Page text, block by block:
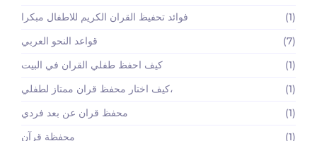
فوائد تحفيظ القران الكريم للاطفال مبكرا
(1)
قواعد النحو العربي
(7)
كيف احفظ طفلي القران في البيت
(1)
كيف اختار محفظ قران ممتاز لطفلي،
(1)
محفظ قران عن بعد فردي
(1)
محفظة قرآن
(1)